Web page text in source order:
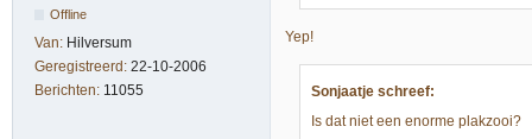
Offline
Van: Hilversum
Geregistreerd: 22-10-2006
Berichten: 11055
Yep!
Sonjaatje schreef:
Is dat niet een enorme plakzooi?